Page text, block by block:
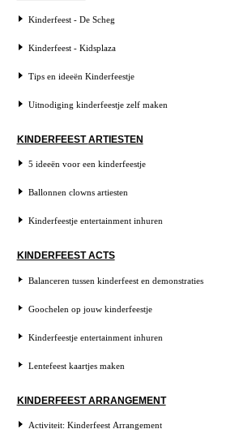
Kinderfeest - De Scheg
Kinderfeest - Kidsplaza
Tips en ideeën Kinderfeestje
Uitnodiging kinderfeestje zelf maken
KINDERFEEST ARTIESTEN
5 ideeën voor een kinderfeestje
Ballonnen clowns artiesten
Kinderfeestje entertainment inhuren
KINDERFEEST ACTS
Balanceren tussen kinderfeest en demonstraties
Goochelen op jouw kinderfeestje
Kinderfeestje entertainment inhuren
Lentefeest kaartjes maken
KINDERFEEST ARRANGEMENT
Activiteit: Kinderfeest Arrangement